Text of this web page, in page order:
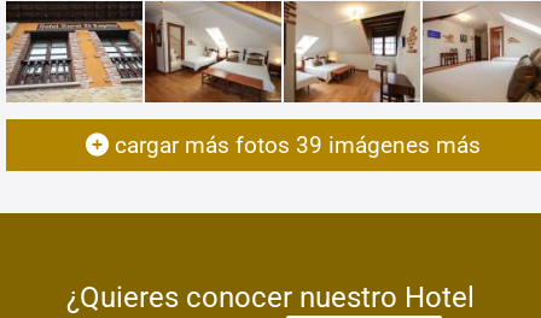
cargar más fotos 39 imágenes más
¿Quieres conocer nuestro Hotel